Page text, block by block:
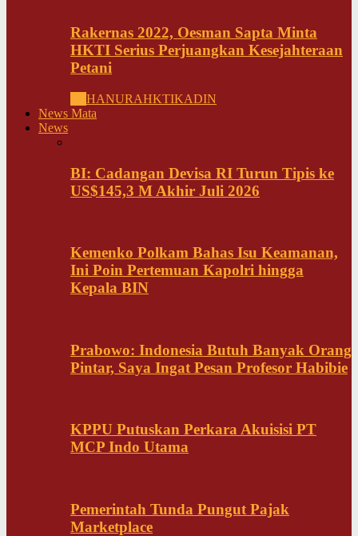
Rakernas 2022, Oesman Sapta Minta
HKTI Serius Perjuangkan Kesejahteraan
Petani
HANURAHKTIKADIN
News Mata
News
BI: Cadangan Devisa RI Turun Tipis ke
US$145,3 M Akhir Juli 2026
Kemenko Polkam Bahas Isu Keamanan,
Ini Poin Pertemuan Kapolri hingga
Kepala BIN
Prabowo: Indonesia Butuh Banyak Orang
Pintar, Saya Ingat Pesan Profesor Habibie
KPPU Putuskan Perkara Akuisisi PT
MCP Indo Utama
Pemerintah Tunda Pungut Pajak
Marketplace